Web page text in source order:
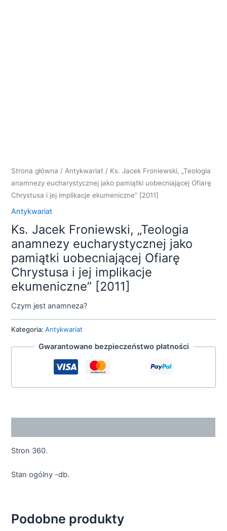
Strona główna / Antykwariat / Ks. Jacek Froniewski, „Teologia
anamnezy eucharystycznej jako pamiątki uobecniającej Ofiarę
Chrystusa i jej implikacje ekumeniczne” [2011]
Antykwariat
Ks. Jacek Froniewski, „Teologia
anamnezy eucharystycznej jako
pamiątki uobecniającej Ofiarę
Chrystusa i jej implikacje
ekumeniczne” [2011]
Czym jest anamneza?
Kategoria:Antykwariat
Gwarantowane bezpieczeństwo płatności
Stron 360.
Stan ogólny -db.
Podobne produkty